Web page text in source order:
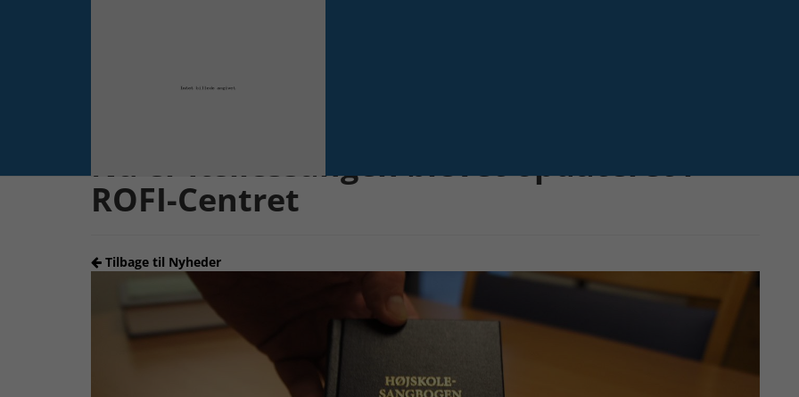
Nu er fællessangen blevet opdateret i
ROFI-Centret
Tilbage til Nyheder